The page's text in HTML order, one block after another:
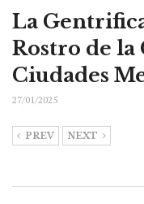
La
Rostro de la
Ciudades
27/01/2025
PREV NEXT